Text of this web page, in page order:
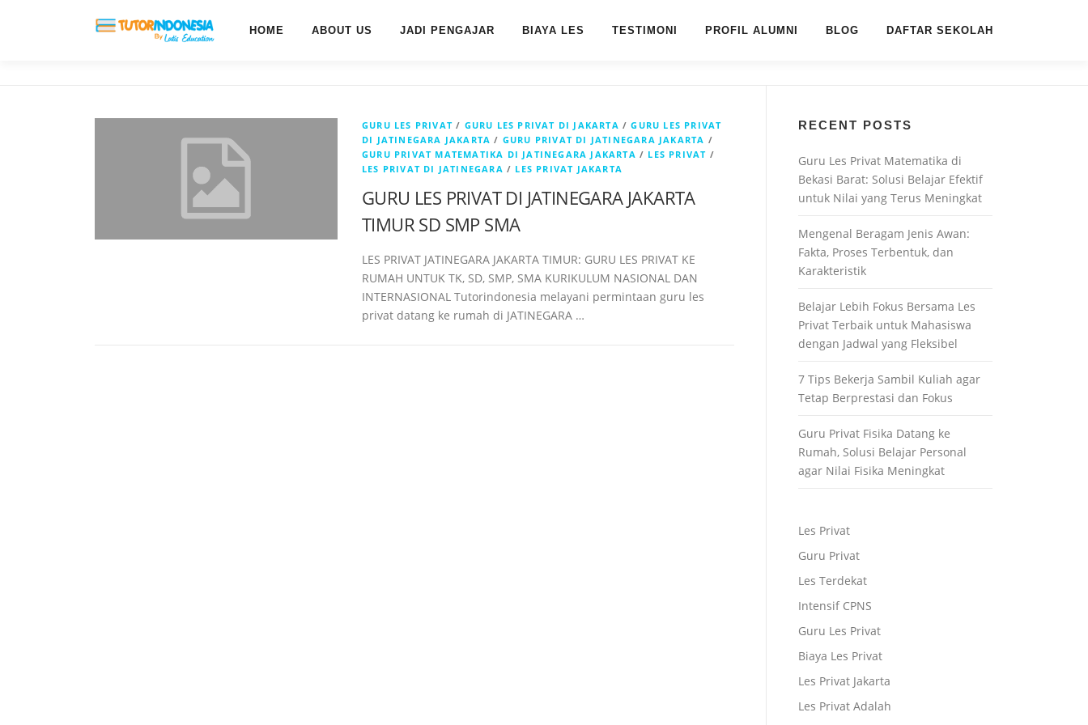
HOME ABOUT US JADI PENGAJAR BIAYA LES TESTIMONI PROFIL ALUMNI BLOG DAFTAR SEKOLAH
GURU LES PRIVAT / GURU LES PRIVAT DI JAKARTA /GURU LES PRIVAT
DI JATINEGARA JAKARTA / GURU PRIVAT DI JATINEGARA JAKARTA /
GURU PRIVAT MATEMATIKA DI JATINEGARA JAKARTA / LES PRIVAT /
LES PRIVAT DI JATINEGARA / LES PRIVAT JAKARTA
GURU LES PRIVAT DI JATINEGARA JAKARTA
TIMUR SD SMP SMA
LES PRIVAT JATINEGARA JAKARTA TIMUR: GURU LES PRIVAT KE
RUMAH UNTUK TK, SD, SMP, SMA KURIKULUM NASIONAL DAN
INTERNASIONAL Tutorindonesia melayani permintaan guru les
privat datang ke rumah di JATINEGARA …
RECENT POSTS
Guru Les Privat Matematika di
Bekasi Barat: Solusi Belajar Efektif
untuk Nilai yang Terus Meningkat
Mengenal Beragam Jenis Awan:
Fakta, Proses Terbentuk, dan
Karakteristik
Belajar Lebih Fokus Bersama Les
Privat Terbaik untuk Mahasiswa
dengan Jadwal yang Fleksibel
7 Tips Bekerja Sambil Kuliah agar
Tetap Berprestasi dan Fokus
Guru Privat Fisika Datang ke
Rumah, Solusi Belajar Personal
agar Nilai Fisika Meningkat
Les Privat
Guru Privat
Les Terdekat
Intensif CPNS
Guru Les Privat
Biaya Les Privat
Les Privat Jakarta
Les Privat Adalah